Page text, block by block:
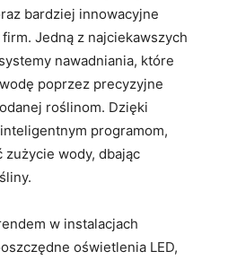
bardziej‌ innowacyjne
Jedną ⁢z najciekawszych
nawadniania, które
poprzez⁤ precyzyjne
roślinom. Dzięki
programom,
zużycie‌ wody, dbając
w instalacjach
oświetlenia LED,